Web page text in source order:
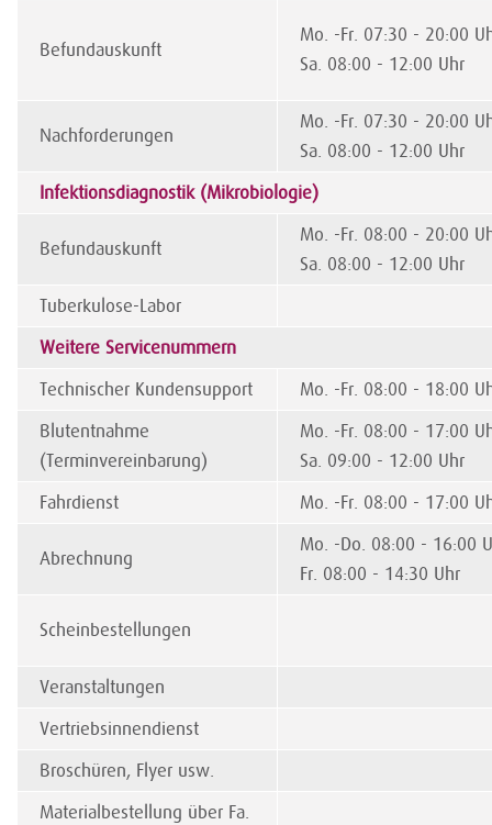
Befundauskunft
Mo. -Fr. 07:30 - 20:00
Sa. 08:00 - 12:00 Uhr
Nachforderungen
Mo. -Fr. 07:30 - 20:00
Sa. 08:00 - 12:00 Uhr
Infektionsdiagnostik (Mikrobiologie)
Befundauskunft
Mo. -Fr. 08:00 - 20:00
Sa. 08:00 - 12:00 Uhr
Tuberkulose-Labor
Weitere Servicenummern
Technischer Kundensupport
Mo. -Fr. 08:00 - 18:00
Blutentnahme
(Terminvereinbarung)
Mo. -Fr. 08:00 - 17:00
Sa. 09:00 - 12:00 Uhr
Fahrdienst
Mo. -Fr. 08:00 - 17:00
Abrechnung
Mo. -Do. 08:00 - 16:00
Fr. 08:00 - 14:30 Uhr
Scheinbestellungen
Veranstaltungen
Vertriebsinnendienst
Broschüren, Flyer usw.
Materialbestellung über Fa.